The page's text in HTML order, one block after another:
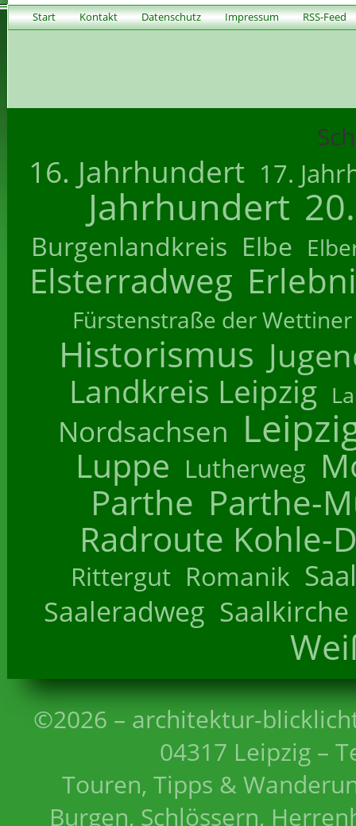
Start Kontakt Datenschutz Impressum RSS-Feed
16. Jahrhundert 17.
Jahrhundert
Burgenlandkreis Elbe
Elsterradweg
Fürstenstraße der Wettiner
Historismus
Landkreis Leipzig
Nordsachsen
Luppe Lutherweg
Parthe Parthe-
Radroute Kohle-
Rittergut Romanik
Saaleradweg Saalkirche
©2026 – architektur-
04317 Leipzig –
Touren, Tipps &
Burgen, Schlössern,